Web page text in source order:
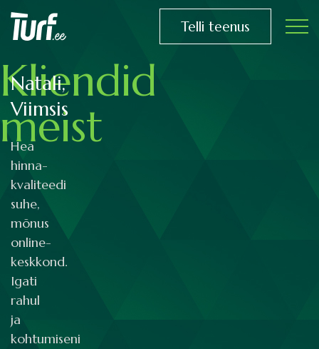
Telli teenus
Kliendid
meist
Natali,
Viimsis
Hea
hinna-
kvaliteedi
suhe,
mõnus
online-
keskkond.
Igati
rahul
ja
kohtumiseni